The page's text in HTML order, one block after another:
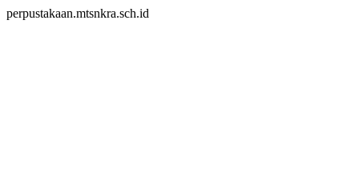
perpustakaan.mtsnkra.sch.id